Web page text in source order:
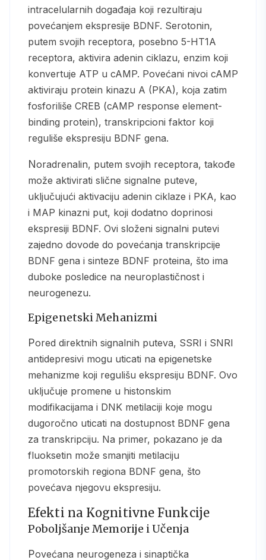
intracelularnih događaja koji rezultiraju
povećanjem ekspresije BDNF. Serotonin,
putem svojih receptora, posebno 5-HT1A
receptora, aktivira adenin ciklazu, enzim koji
konvertuje ATP u cAMP. Povećani nivoi cAMP
aktiviraju protein kinazu A (PKA), koja zatim
fosforiliše CREB (cAMP response element-
binding protein), transkripcioni faktor koji
reguliše ekspresiju BDNF gena.
Noradrenalin, putem svojih receptora, takođe
može aktivirati slične signalne puteve,
uključujući aktivaciju adenin ciklaze i PKA, kao
i MAP kinazni put, koji dodatno doprinosi
ekspresiji BDNF. Ovi složeni signalni putevi
zajedno dovode do povećanja transkripcije
BDNF gena i sinteze BDNF proteina, što ima
duboke posledice na neuroplastičnost i
neurogenezu.
Epigenetski Mehanizmi
Pored direktnih signalnih puteva, SSRI i SNRI
antidepresivi mogu uticati na epigenetske
mehanizme koji regulišu ekspresiju BDNF. Ovo
uključuje promene u histonskim
modifikacijama i DNK metilaciji koje mogu
dugoročno uticati na dostupnost BDNF gena
za transkripciju. Na primer, pokazano je da
fluoksetin može smanjiti metilaciju
promotorskih regiona BDNF gena, što
povećava njegovu ekspresiju.
Efekti na Kognitivne Funkcije
Poboljšanje Memorije i Učenja
Povećana neurogeneza i sinaptička